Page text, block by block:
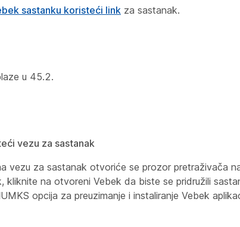
sastanku koristeći link za sastanak.
u 45.2.
vezu za sastanak
vezu za sastanak otvoriće se prozor pretraživača
kliknite na otvoreni Vebek da biste se pridružili
opcija za preuzimanje i instaliranje Vebek